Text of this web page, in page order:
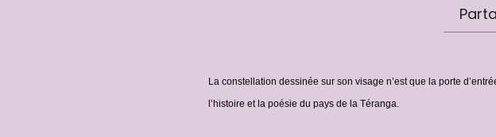
La constellation dessinée sur son visage n’est que la porte
l’histoire et la poésie du pays de la Téranga.